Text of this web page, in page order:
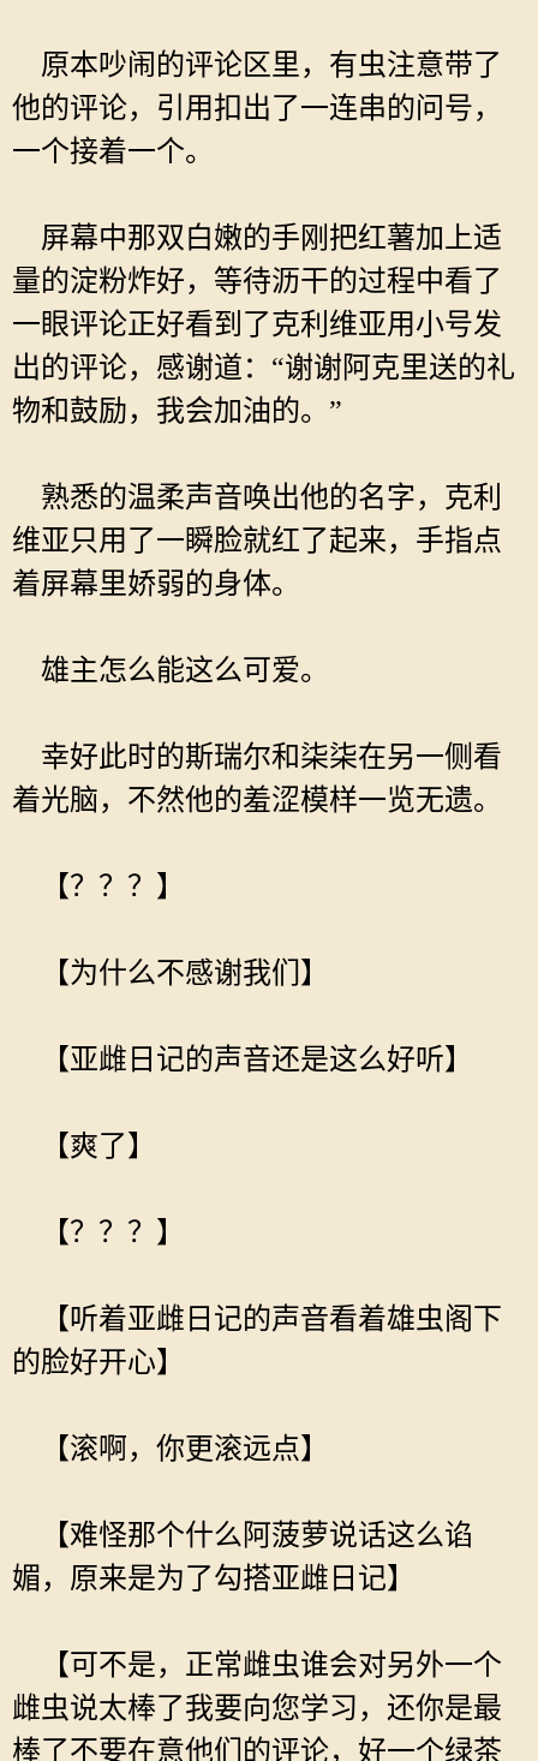
原本吵闹的评论区里，有虫注意带了
他的评论，引用扣出了一连串的问号，
一个接着一个。
屏幕中那双白嫩的手刚把红薯加上适
量的淀粉炸好，等待沥干的过程中看了
一眼评论正好看到了克利维亚用小号发
出的评论，感谢道：“谢谢阿克里送的礼
物和鼓励，我会加油的。”
熟悉的温柔声音唤出他的名字，克利
维亚只用了一瞬脸就红了起来，手指点
着屏幕里娇弱的身体。
雄主怎么能这么可爱。
幸好此时的斯瑞尔和柒柒在另一侧看
着光脑，不然他的羞涩模样一览无遗。
【？？？】
【为什么不感谢我们】
【亚雌日记的声音还是这么好听】
【爽了】
【？？？】
【听着亚雌日记的声音看着雄虫阁下
的脸好开心】
【滚啊，你更滚远点】
【难怪那个什么阿菠萝说话这么谄
媚，原来是为了勾搭亚雌日记】
【可不是，正常雌虫谁会对另外一个
雌虫说太棒了我要向您学习，还你是最
棒了不要在意他们的评论，好一个绿茶